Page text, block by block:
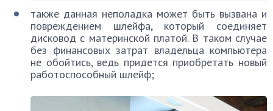
также данная неполадка может быть вызвана и
повреждением шлейфа, который соединяет
дисковод с материнской платой. В таком случае
без финансовых затрат владельца компьютера
не обойтись, ведь придется приобретать новый
работоспособный шлейф;